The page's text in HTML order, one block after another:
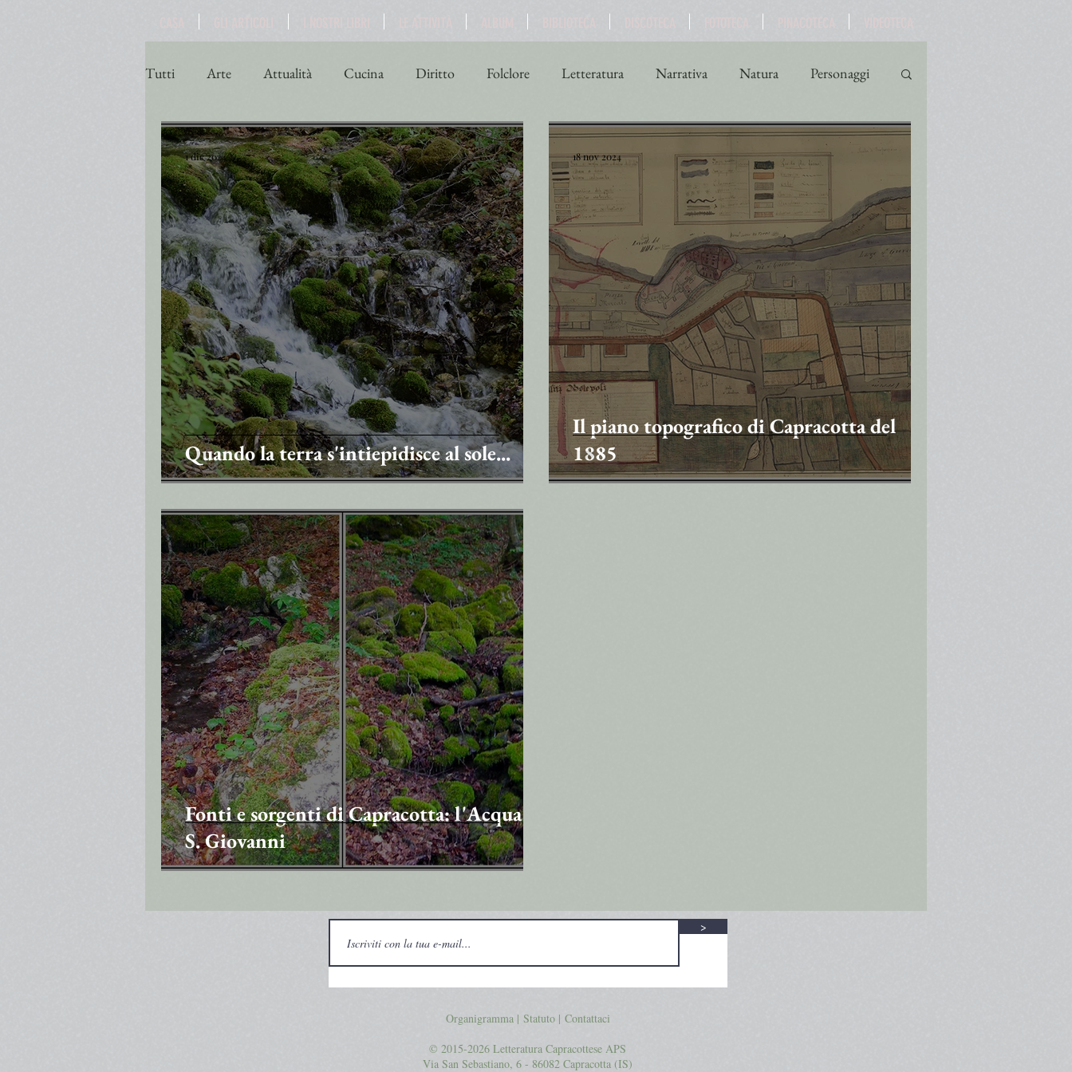
Tutti Arte Attualità Cucina Diritto Folclore Letteratura Narrativa Natura Personaggi
Poesia Politica Religione Scienza Sport Storia Teatro Turismo
Quando la terra s'intiepidisce al sole...
1 dic 2024
Il piano topografico di Capracotta del
1885
18 nov 2024
Fonti e sorgenti di Capracotta: l'Acqua di
S. Giovanni
16 ott 2023
>
Organigramma | Statuto| Contattaci
© 2015-2026 Letteratura Capracottese APS
Via San Sebastiano, 6 - 86082 Capracotta (IS)